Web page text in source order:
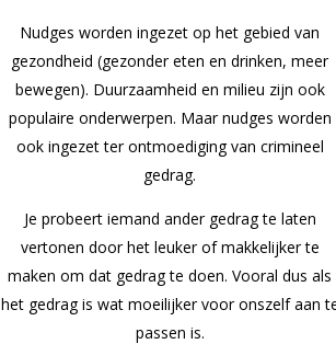
Nudges worden ingezet op het gebied van
gezondheid (gezonder eten en drinken, meer
bewegen). Duurzaamheid en milieu zijn ook
populaire onderwerpen. Maar nudges worden
ook ingezet ter ontmoediging van crimineel
gedrag.
Je probeert iemand ander gedrag te laten
vertonen door het leuker of makkelijker te
maken om dat gedrag te doen. Vooral dus als
het gedrag is wat moeilijker voor onszelf aan
passen is.